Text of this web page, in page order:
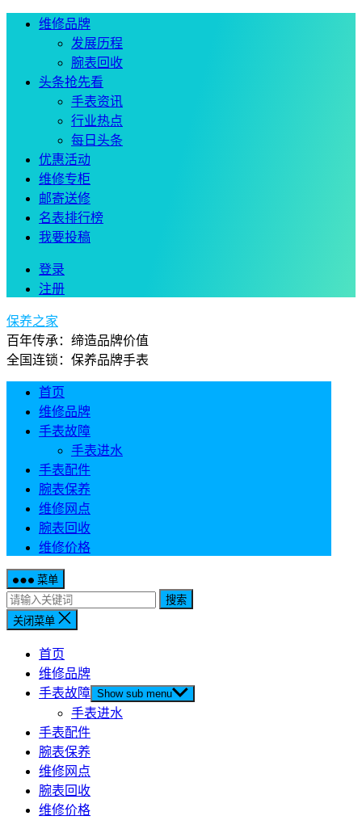
维修品牌
发展历程
腕表回收
头条抢先看
手表资讯
行业热点
每日头条
优惠活动
维修专柜
邮寄送修
名表排行榜
我要投稿
登录
注册
保养之家
百年传承：缔造品牌价值
全国连锁：保养品牌手表
首页
维修品牌
手表故障
手表进水
手表配件
腕表保养
维修网点
腕表回收
维修价格
菜单
搜索
关闭菜单
首页
维修品牌
手表故障 Show sub menu
手表进水
手表配件
腕表保养
维修网点
腕表回收
维修价格